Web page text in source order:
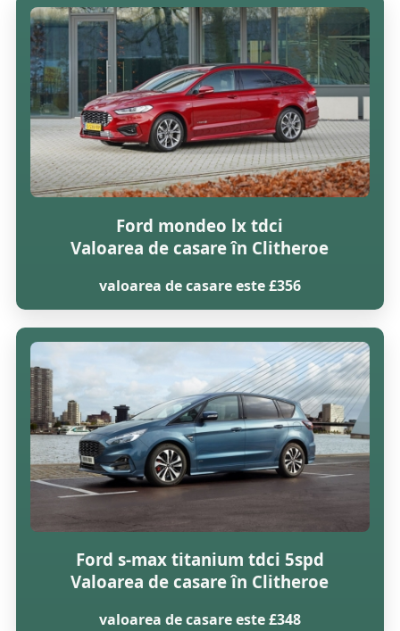
Ford mondeo lx tdci
Valoarea de casare în Clitheroe
valoarea de casare este £356
Ford s-max titanium tdci 5spd
Valoarea de casare în Clitheroe
valoarea de casare este £348